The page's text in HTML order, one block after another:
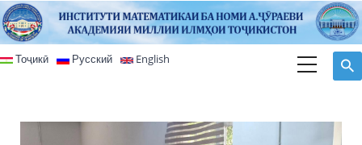
Перейти к основному содержанию
Тоҷикӣ Русский English